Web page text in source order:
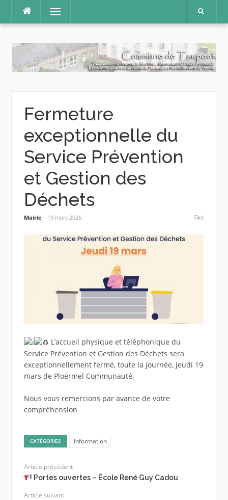
contenu
Menu
Fermeture
exceptionnelle du
Service Prévention
et Gestion des
Déchets
Mairie 19 mars 2026 0
L’accueil physique et téléphonique du
Service Prévention et Gestion des Déchets sera
exceptionnellement fermé, toute la journée, jeudi 19
mars de Ploërmel Communauté.
Nous vous remercions par avance de votre
compréhension
CATÉGORIES Information
Article précédent
Portes ouvertes – École René Guy Cadou
Article suivant